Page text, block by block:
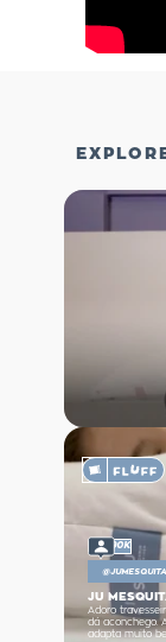
90K
@
JU
Adoro
dá aconchego.
adapta muito